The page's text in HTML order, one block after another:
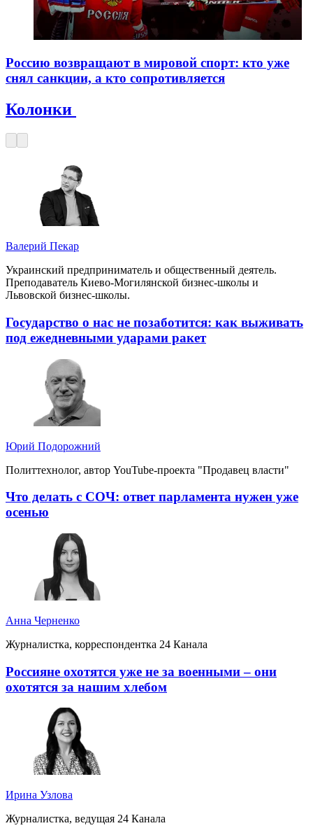
Россию возвращают в мировой спорт: кто уже
снял санкции, а кто сопротивляется
Колонки
Валерий Пекар
Украинский предприниматель и общественный деятель.
Преподаватель Киево-Могилянской бизнес-школы и
Львовской бизнес-школы.
Государство о нас не позаботится: как выживать
под ежедневными ударами ракет
Юрий Подорожний
Политтехнолог, автор YouTube-проекта "Продавец власти"
Что делать с СОЧ: ответ парламента нужен уже
осенью
Анна Черненко
Журналистка, корреспондентка 24 Канала
Россияне охотятся уже не за военными – они
охотятся за нашим хлебом
Ирина Узлова
Журналистка, ведущая 24 Канала